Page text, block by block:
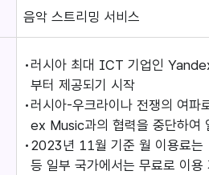
음악 스트리밍 서비스
러시아 최대 ICT 기업인
부터 제공되기 시작
러시아-우크라이나 전쟁의 여
ex Music과의 협력을 중단하여
2023년 11월 기준 월 이용료는
등 일부 국가에서는 무료로 이